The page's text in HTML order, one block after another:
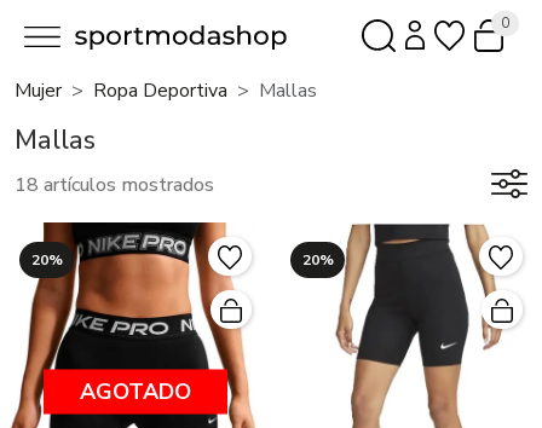
0
Mujer Ropa Deportiva Mallas
Mallas
18 artículos mostrados
20%
AGOTADO
20%